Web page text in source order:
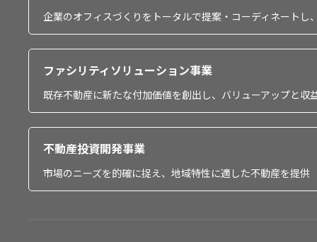
企業のオフィスづくりをトータルで提案・コーディネート
ファシリティソリューション事業
既存不動産に新たな付加価値を創出し、バリューアップと収
不動産投資開発事業
市場のニーズを的確に捉え、地域特性に適した不動産を提供